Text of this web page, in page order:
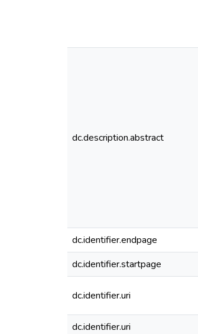
dc.description.abstract
dc.identifier.endpage
dc.identifier.startpage
dc.identifier.uri
dc.identifier.uri